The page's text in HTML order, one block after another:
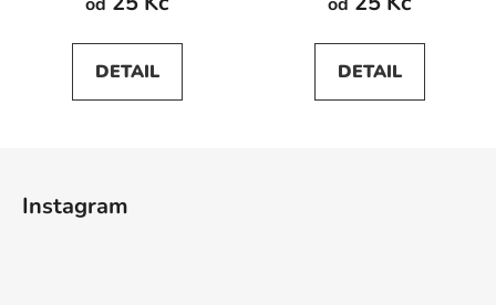
DETAIL DETAIL
Instagram